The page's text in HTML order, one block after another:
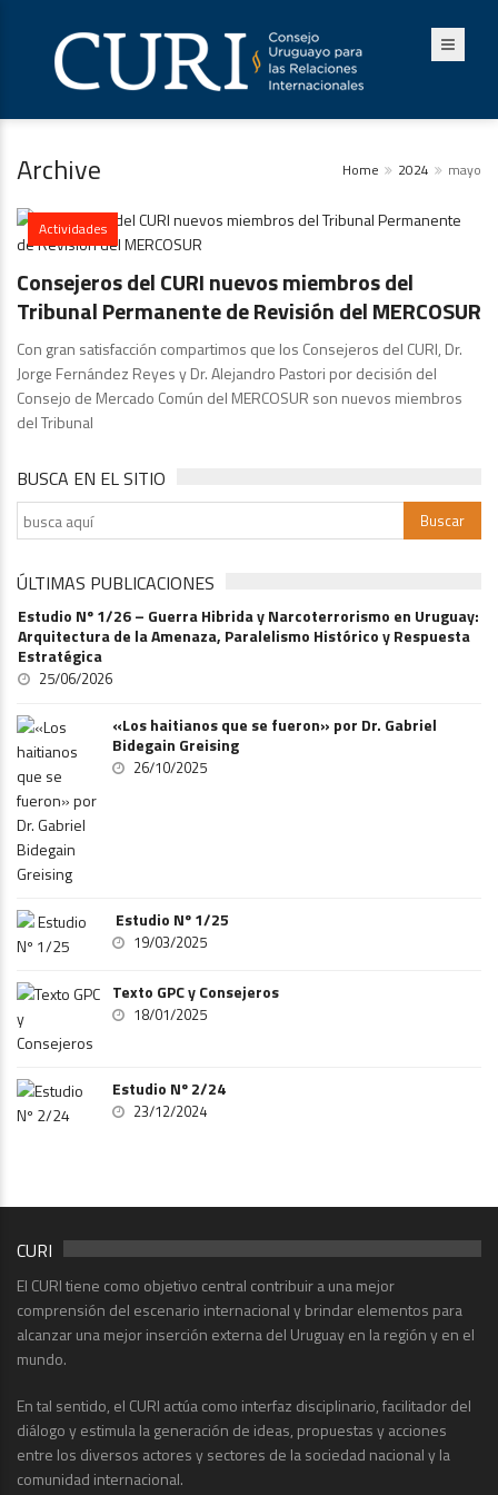
Archive Home 2024 mayo
Actividades
Consejeros del CURI nuevos miembros del
Tribunal Permanente de Revisión del MERCOSUR
Con gran satisfacción compartimos que los Consejeros del CURI, Dr.
Jorge Fernández Reyes y Dr. Alejandro Pastori por decisión del
Consejo de Mercado Común del MERCOSUR son nuevos miembros
del Tribunal
BUSCA EN EL SITIO
ÚLTIMAS PUBLICACIONES
Estudio Nº 1/26 – Guerra Hibrida y Narcoterrorismo en Uruguay:
Arquitectura de la Amenaza, Paralelismo Histórico y Respuesta
Estratégica
25/06/2026
«Los haitianos que se fueron» por Dr. Gabriel
Bidegain Greising
26/10/2025
Estudio Nº 1/25
19/03/2025
Texto GPC y Consejeros
18/01/2025
Estudio Nº 2/24
23/12/2024
CURI
El CURI tiene como objetivo central contribuir a una mejor
comprensión del escenario internacional y brindar elementos para
alcanzar una mejor inserción externa del Uruguay en la región y en el
mundo.
En tal sentido, el CURI actúa como interfaz disciplinario, facilitador del
diálogo y estimula la generación de ideas, propuestas y acciones
entre los diversos actores y sectores de la sociedad nacional y la
comunidad internacional.